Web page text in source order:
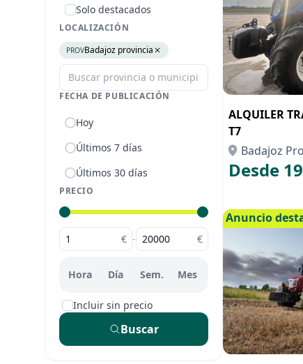
Solo destacados
LOCALIZACIÓN
PROVBadajoz provincia
FECHA DE PUBLICACIÓN
Hoy
Últimos 7 días
Últimos 30 días
PRECIO
€ - €
Hora Día Sem. Mes
Incluir sin precio
Buscar
ALQUILER
T7
Badajoz
Desde
Anuncio